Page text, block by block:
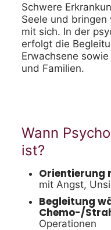
Schwere
Seele und
mit sich. In der
erfolgt die
Erwachsene
und Familien.
Wann
ist?
Orientierung
mit Angst,
Begleitung
Chemo-/
Operationen